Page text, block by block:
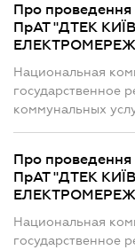
Про проведення
ПрАТ "ДТЕК
Национальная
государственное
коммунальных
Про проведення
ПрАТ "ДТЕК
Национальная
государственное